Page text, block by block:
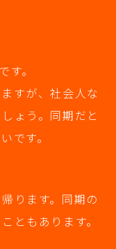
。
すが、社会人な
ょう。同期だと
です。
ります。同期の
ともあります。